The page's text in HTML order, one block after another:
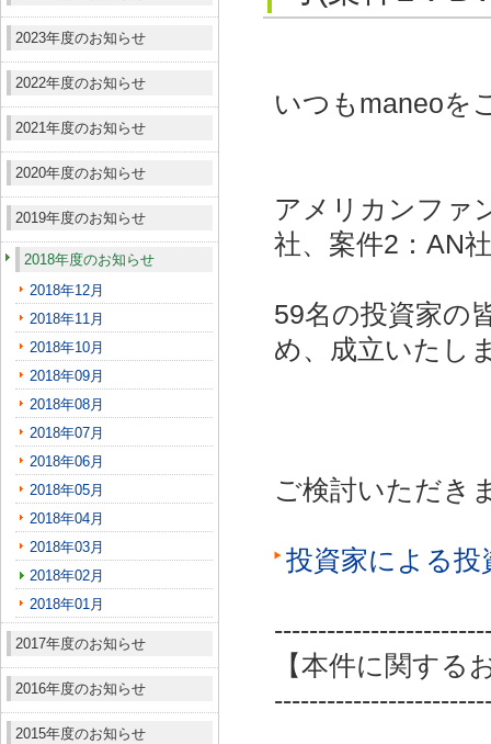
2023年度のお知らせ
2022年度のお知らせ
2021年度のお知らせ
2020年度のお知らせ
2019年度のお知らせ
2018年度のお知らせ
2018年12月
2018年11月
2018年10月
2018年09月
2018年08月
2018年07月
2018年06月
2018年05月
2018年04月
2018年03月
2018年02月
2018年01月
2017年度のお知らせ
2016年度のお知らせ
2015年度のお知らせ
いつもmaneoを
アメリカンファ
社、案件2：AN
59名の投資家の
め、成立いたし
ご検討いただき
投資家による
【本件に関する